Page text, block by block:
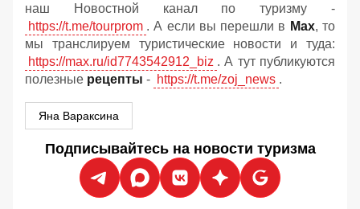
наш Новостной канал по туризму -
https://t.me/tourprom . А если вы перешли в Мах, то
мы транслируем туристические новости и туда:
https://max.ru/id7743542912_biz . А тут публикуются
полезные рецепты - https://t.me/zoj_news .
Яна Вараксина
Подписывайтесь на новости туризма